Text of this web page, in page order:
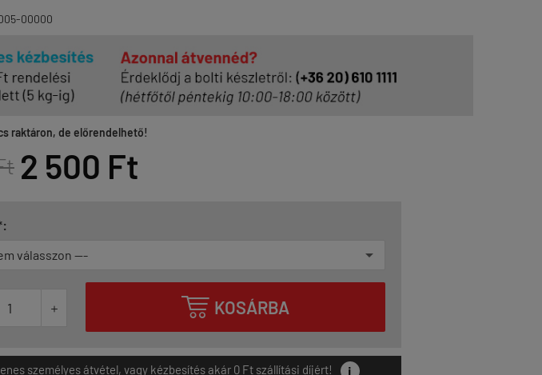
00000
raktáron, de előrendelhető!
2 500 Ft
  KOSÁRBA
személyes átvétel, vagy kézbesítés akár 0 Ft szállítási díjért! i